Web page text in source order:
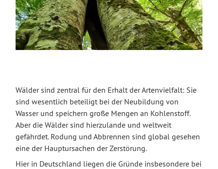
Wälder sind zentral für den Erhalt der Artenvielfalt: Sie
sind wesentlich beteiligt bei der Neubildung von
Wasser und speichern große Mengen an Kohlenstoff.
Aber die Wälder sind hierzulande und weltweit
gefährdet. Rodung und Abbrennen sind global gesehen
eine der Hauptursachen der Zerstörung.
Hier in Deutschland liegen die Gründe insbesondere bei